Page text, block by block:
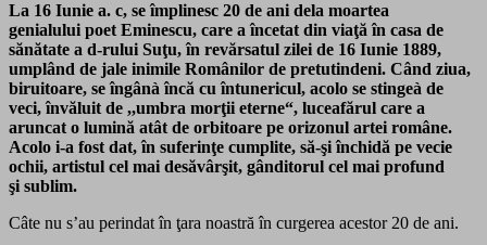
La 16 Iunie a. c, se împlinesc 20 de ani dela moartea
genialului poet Eminescu, care a încetat din viaţă în casa de
sănătate a d-rului Suţu, în revărsatul zilei de 16 Iunie 1889,
umplând de jale inimile Românilor de pretutindeni. Când ziua,
biruitoare, se îngânà încă cuîntunericul, acolo se stingeà de
veci, învăluit de ,,umbra morţii eterne“, luceafărul care a
aruncat o lumină atât de orbitoare pe orizonul artei române.
Acolo i-a fost dat, în suferinţe cumplite, să-şi închidă pe vecie
ochii, artistul cel mai desăvârşit, gânditorul cel mai profund
şi sublim.
Câte nu s’au perindat în ţara noastră în curgerea acestor 20 de ani.